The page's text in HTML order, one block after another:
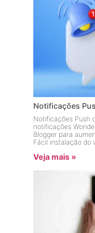
Notificações
Notificações Push
notificações
Blogger para
Fácil instalação do
Veja mais »